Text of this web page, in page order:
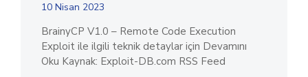
10 Nisan 2023
BrainyCP V1.0 – Remote Code Execution
Exploit ile ilgili teknik detaylar için Devamını
Oku Kaynak: Exploit-DB.com RSS Feed